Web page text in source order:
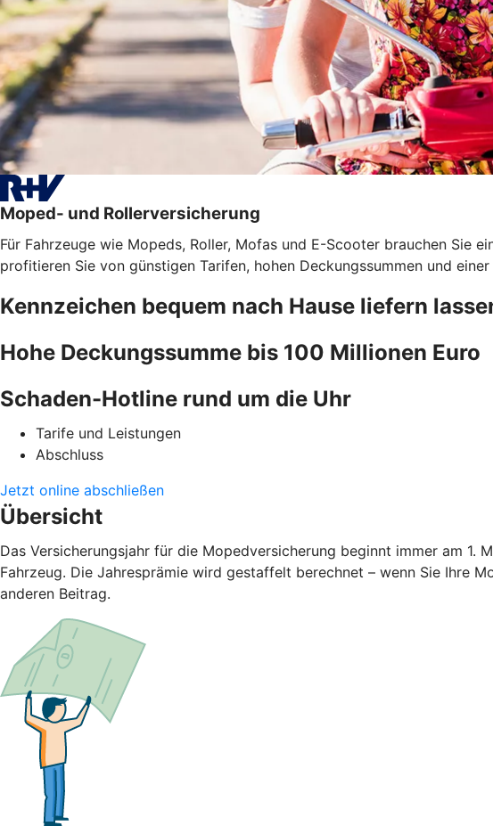
Moped- und Rollerversicherung
Für Fahrzeuge wie Mopeds, Roller, Mofas und E-Scooter brauchen Sie
profitieren Sie von günstigen Tarifen, hohen Deckungssummen und
Kennzeichen bequem nach Hause liefern
Hohe Deckungssumme bis 100 Millionen Euro
Schaden-Hotline rund um die Uhr
Tarife und Leistungen
Abschluss
Jetzt online abschließen
Übersicht
Das Versicherungsjahr für die Mopedversicherung beginnt immer am 1.
Fahrzeug. Die Jahresprämie wird gestaffelt berechnet – wenn Sie Ihre
anderen Beitrag.